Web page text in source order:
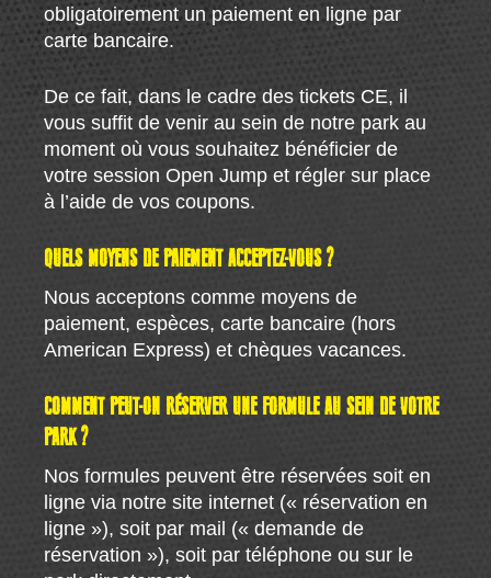
obligatoirement un paiement en ligne par
carte bancaire.
De ce fait, dans le cadre des tickets CE, il
vous suffit de venir au sein de notre park au
moment où vous souhaitez bénéficier de
votre session Open Jump et régler sur place
à l’aide de vos coupons.
QUELS MOYENS DE PAIEMENT ACCEPTEZ-VOUS ?
Nous acceptons comme moyens de
paiement, espèces, carte bancaire (hors
American Express) et chèques vacances.
COMMENT PEUT-ON RÉSERVER UNE FORMULE AU SEIN DE VOTRE
PARK ?
Nos formules peuvent être réservées soit en
ligne via notre site internet (« réservation en
ligne »), soit par mail (« demande de
réservation »), soit par téléphone ou sur le